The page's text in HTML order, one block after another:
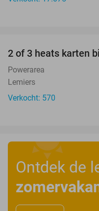
2 of 3 heats karten
Powerarea
Lemiers
Verkocht: 570
Ontdek de